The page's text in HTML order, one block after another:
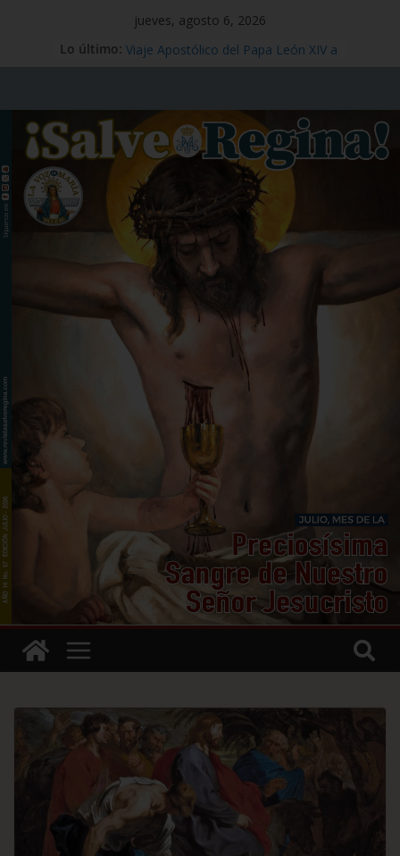
jueves, agosto 6, 2026
Lo último: Mensaje #97
Señor Jesucristo – 1 de julio
Santo Tomás Apóstol – 3 de julio
San Benito abad – 11 de julio